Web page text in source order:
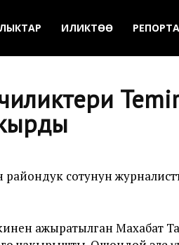
ИЛИКТӨӨ
сотунун
ажыратылган